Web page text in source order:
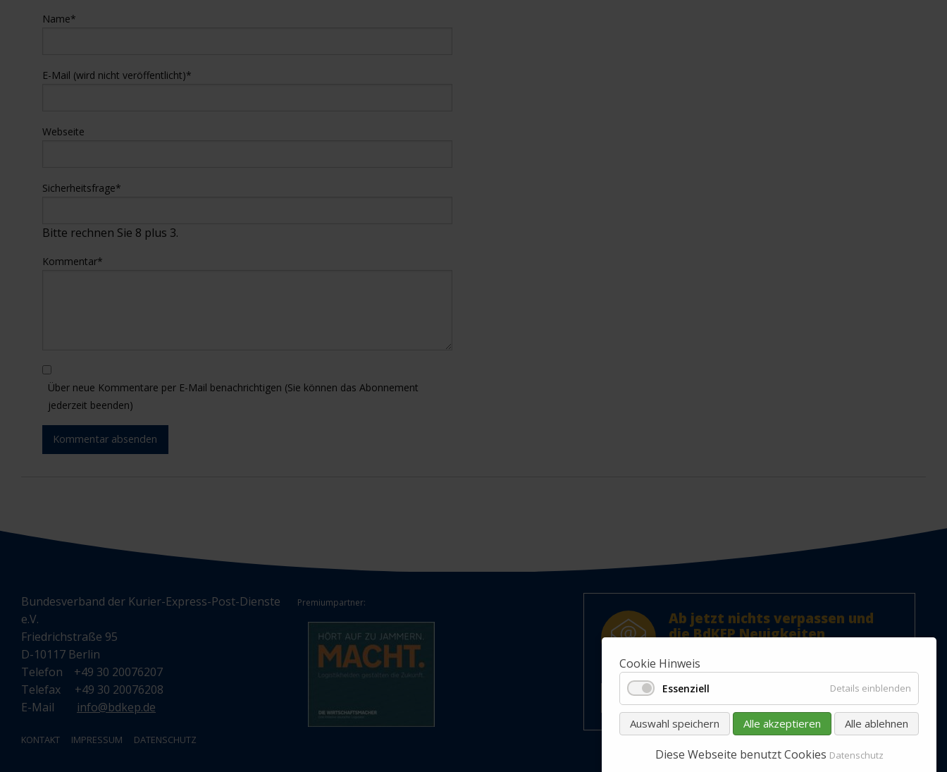
Name*
E-Mail (wird nicht veröffentlicht)*
Webseite
Sicherheitsfrage*
Bitte rechnen Sie 8 plus 3.
Kommentar*
Über neue Kommentare per E-Mail benachrichtigen (Sie können das Abonnement
jederzeit beenden)
Kommentar absenden
Bundesverband der Kurier-Express-Post-Dienste
e.V.
Friedrichstraße 95
D-10117 Berlin
Telefon +49 30 20076207
Telefax +49 30 20076208
E-Mail info@bdkep.de
KONTAKT IMPRESSUM DATENSCHUTZ
Premiumpartner:
Ab jetzt nichts verpassen und
die BdKEP Neuigkeiten
Jetzt Newsletter abonnieren.
Cookie Hinweis
Essenziell Details einblenden
Auswahl speichern Alle akzeptieren Alle ablehnen
Diese Webseite benutzt Cookies Datenschutz